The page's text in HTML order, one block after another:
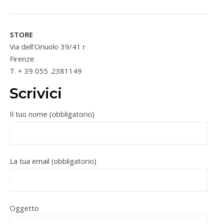
STORE
Via dell’Oriuolo 39/41 r
Firenze
T. + 39 055 .2381149
Scrivici
Il tuo nome (obbligatorio)
La tua email (obbligatorio)
Oggetto